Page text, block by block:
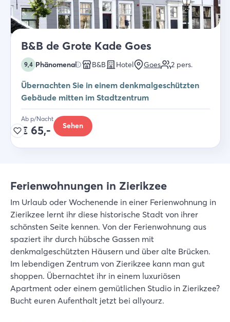
B&B de Grote Kade Goes
9,4 Phänomenal B&B Hotel Goes 2 pers.
Übernachten Sie in einem denkmalgeschützten
Gebäude mitten im Stadtzentrum
Ab p/Nacht
€ 65,- Sehen
Ferienwohnungen in Zierikzee
Im Urlaub oder Wochenende in einer Ferienwohnung in
Zierikzee lernt ihr diese historische Stadt von ihrer
schönsten Seite kennen. Von der Ferienwohnung aus
spaziert ihr durch hübsche Gassen mit
denkmalgeschützten Häusern und über alte Brücken.
Im lebendigen Zentrum von Zierikzee kann man gut
shoppen. Übernachtet ihr in einem luxuriösen
Apartment oder einem gemütlichen Studio in Zierikzee?
Bucht euren Aufenthalt jetzt bei allyourz.